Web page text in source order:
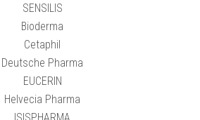
SENSILIS
Bioderma
Cetaphil
Deutsche Pharma
EUCERIN
Helvecia Pharma